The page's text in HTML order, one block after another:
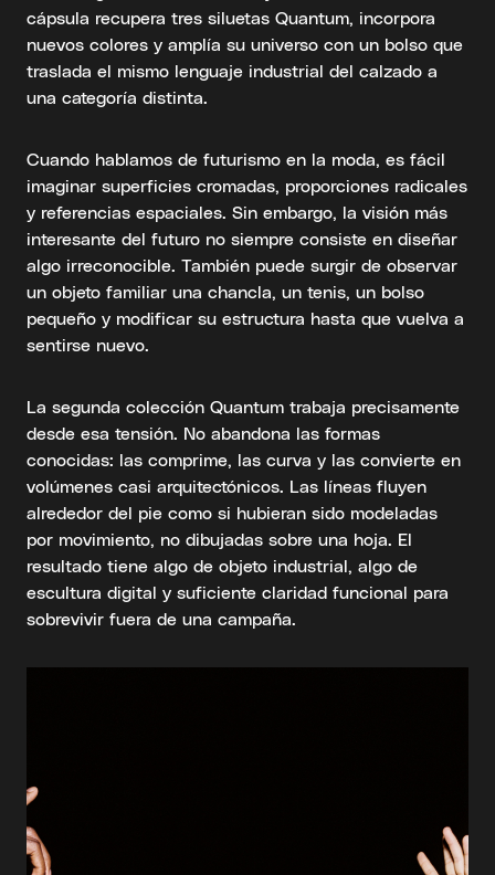
cápsula recupera tres siluetas Quantum, incorpora
nuevos colores y amplía su universo con un bolso que
traslada el mismo lenguaje industrial del calzado a
una categoría distinta.
Cuando hablamos de futurismo en la moda, es fácil
imaginar superficies cromadas, proporciones radicales
y referencias espaciales. Sin embargo, la visión más
interesante del futuro no siempre consiste en diseñar
algo irreconocible. También puede surgir de observar
un objeto familiar una chancla, un tenis, un bolso
pequeño y modificar su estructura hasta que vuelva a
sentirse nuevo.
La segunda colección Quantum trabaja precisamente
desde esa tensión. No abandona las formas
conocidas: las comprime, las curva y las convierte en
volúmenes casi arquitectónicos. Las líneas fluyen
alrededor del pie como si hubieran sido modeladas
por movimiento, no dibujadas sobre una hoja. El
resultado tiene algo de objeto industrial, algo de
escultura digital y suficiente claridad funcional para
sobrevivir fuera de una campaña.